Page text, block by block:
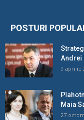
POSTURI
Andrei
9 aprilie
Maia
27